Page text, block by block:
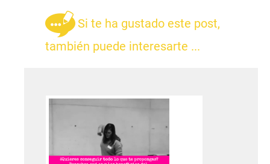
Si te ha gustado este post,
también puede interesarte ...